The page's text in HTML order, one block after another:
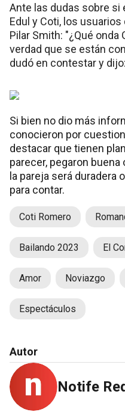
Ante las dudas sobre si
Edul y Coti, los
Pilar Smith: "¿Qué onda
verdad que se están
dudó en contestar y
Si bien no dio más
conocieron por
destacar que tienen
parecer, pegaron
la pareja será duradera
para contar.
Coti Romero
Bailando 2023 El
Amor Noviazgo
Espectáculos
Autor
Notife